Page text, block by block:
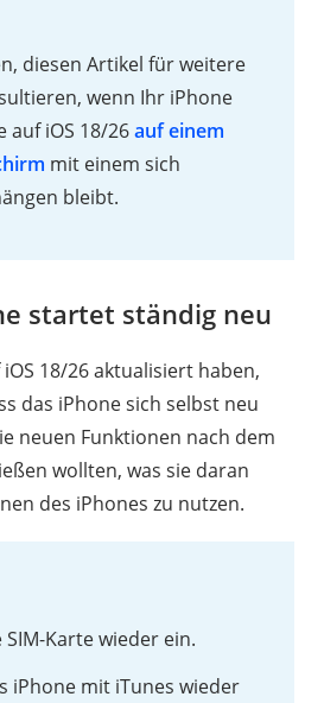
diesen Artikel für weitere
wenn Ihr iPhone
auf iOS 18/26auf einem
mit einem sich
bleibt.
startet ständig neu
18/26 aktualisiert haben,
das iPhone sich selbst neu
neuen Funktionen nach dem
wollten, was sie daran
des iPhones zu nutzen.
SIM-Karte wieder ein.
iPhone mit iTunes wieder